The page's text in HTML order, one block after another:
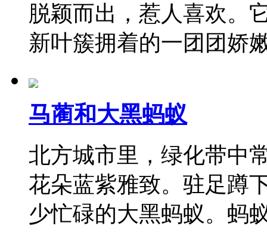
脱颖而出，惹人喜欢。
新叶簇拥着的一团团
马蔺和大黑蚂蚁
北方城市里，绿化带中
花朵蓝紫雅致。驻足蹲
少忙碌的大黑蚂蚁。